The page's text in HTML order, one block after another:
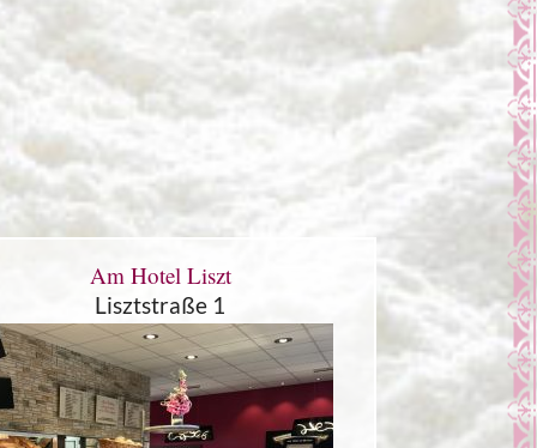
Am Hotel Liszt
Lisztstraße 1